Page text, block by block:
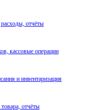
расходы, отчёты
кассовые операции
и инвентаризация
отчёты